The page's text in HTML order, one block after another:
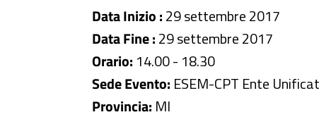
Data Inizio :29 settembre 2017
Data Fine :29 settembre 2017
Orario: 14.00 - 18.30
Sede Evento: ESEM-CPT Ente
Provincia: MI